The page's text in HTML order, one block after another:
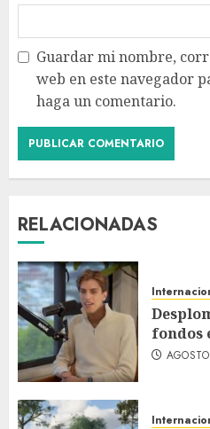
Guardar mi nombre,
web en este navegador
haga un comentario.
RELACIONADAS
fondos